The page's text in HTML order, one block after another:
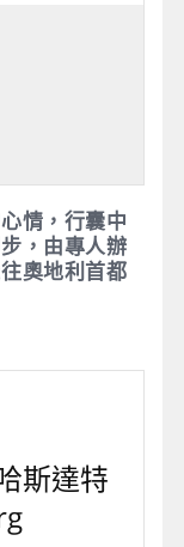
情，行囊中
，由專人辦
奧地利首都
斯達特